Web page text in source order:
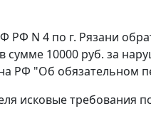
РФ N 4 по г. Рязани
сумме 10000 руб. за
РФ "Об обязательном
исковые требования